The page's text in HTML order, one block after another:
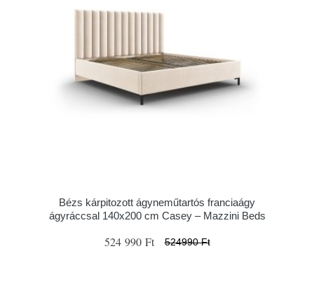
Bézs kárpitozott ágyneműtartós franciaágy
ágyráccsal 140x200 cm Casey – Mazzini Beds
524 990 Ft 524990 Ft